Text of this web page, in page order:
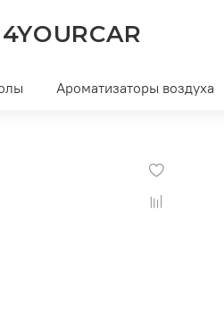
4YOURCAR
Ароматизаторы воздуха